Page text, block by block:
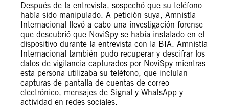
Después de la entrevista, sospechó que su teléfono
había sido manipulado. A petición suya, Amnistía
Internacional llevó a cabo una investigación forense
que descubrió que NoviSpy se había instalado en el
dispositivo durante la entrevista con la BIA. Amnistía
Internacional también pudo recuperar y descifrar los
datos de vigilancia capturados por NoviSpy mientras
esta persona utilizaba su teléfono, que incluían
capturas de pantalla de cuentas de correo
electrónico, mensajes de Signal y WhatsApp y
actividad en redes sociales.